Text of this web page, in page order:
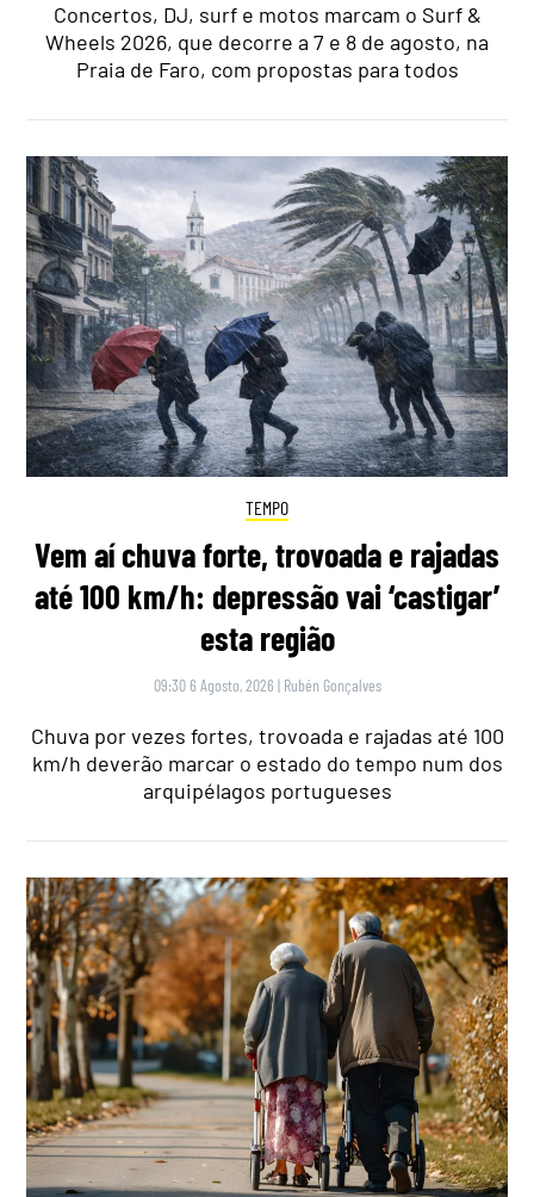
Concertos, DJ, surf e motos marcam o Surf &
Wheels 2026, que decorre a 7 e 8 de agosto, na
Praia de Faro, com propostas para todos
TEMPO
Vem aí chuva forte, trovoada e rajadas
até 100 km/h: depressão vai ‘castigar’
esta região
09:30 6 Agosto, 2026 | Rubén Gonçalves
Chuva por vezes fortes, trovoada e rajadas até 100
km/h deverão marcar o estado do tempo num dos
arquipélagos portugueses